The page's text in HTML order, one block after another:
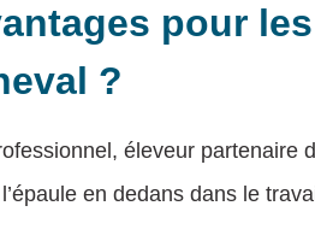
pour
?
éleveur partenaire
en dedans dans le